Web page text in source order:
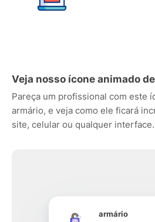
Veja nosso ícone animado
Pareça um profissional com este
armário, e veja como ele ficará
site, celular ou qualquer interface.
armário